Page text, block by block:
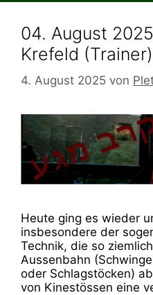
04. August
Krefeld (Trainer)
4. August 2025 von
Heute ging es wieder
insbesondere der
Technik, die so
Aussenbahn
oder Schlagstöcken)
von Kinestössen eine